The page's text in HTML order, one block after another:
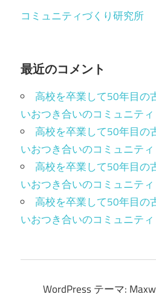
コミュニティづくり研究所
最近のコメント
高校を卒業して50年目の
いおつき合いのコミュニティ
高校を卒業して50年目の
いおつき合いのコミュニティ
高校を卒業して50年目の
いおつき合いのコミュニティ
高校を卒業して50年目の
いおつき合いのコミュニティ
WordPress テーマ: